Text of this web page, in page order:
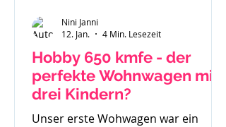
Hobby 650 kmfe - der
perfekte Wohnwagen mit
drei Kindern?
Unser erste Wohwagen war ein
Nini Janni
12. Jan.
4 Min. Lesezeit